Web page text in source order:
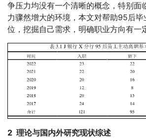
争压力均没有一个清晰的概念，特别面
力骤然增大的环境，本文对帮助95后毕
位，挖掘自己需求，明确职业方向有一
2 理论与国内外研究现状综述